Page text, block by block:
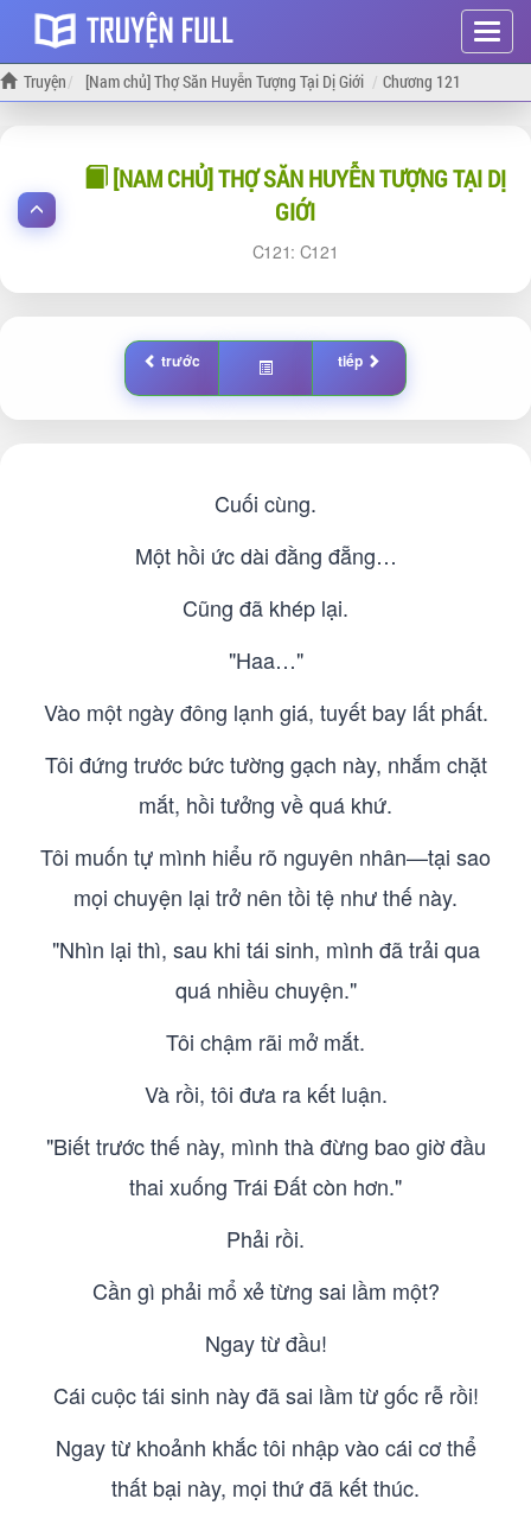
Hiện
menu
Truyện [Nam chủ] Thợ Săn Huyễn Tượng Tại Dị Giới Chương 121
[NAM CHỦ] THỢ SĂN HUYỄN TƯỢNG TẠI DỊ
GIỚI
121: 121
trước tiếp
Cuối cùng.
Một hồi ức dài đằng đẵng…
Cũng đã khép lại.
"Haa…"
Vào một ngày đông lạnh giá, tuyết bay lất phất.
Tôi đứng trước bức tường gạch này, nhắm chặt
mắt, hồi tưởng về quá khứ.
Tôi muốn tự mình hiểu rõ nguyên nhân—tại sao
mọi chuyện lại trở nên tồi tệ như thế này.
"Nhìn lại thì, sau khi tái sinh, mình đã trải qua
quá nhiều chuyện."
Tôi chậm rãi mở mắt.
Và rồi, tôi đưa ra kết luận.
"Biết trước thế này, mình thà đừng bao giờ đầu
thai xuống Trái Đất còn hơn."
Phải rồi.
Cần gì phải mổ xẻ từng sai lầm một?
Ngay từ đầu!
Cái cuộc tái sinh này đã sai lầm từ gốc rễ rồi!
Ngay từ khoảnh khắc tôi nhập vào cái cơ thể
thất bại này, mọi thứ đã kết thúc.